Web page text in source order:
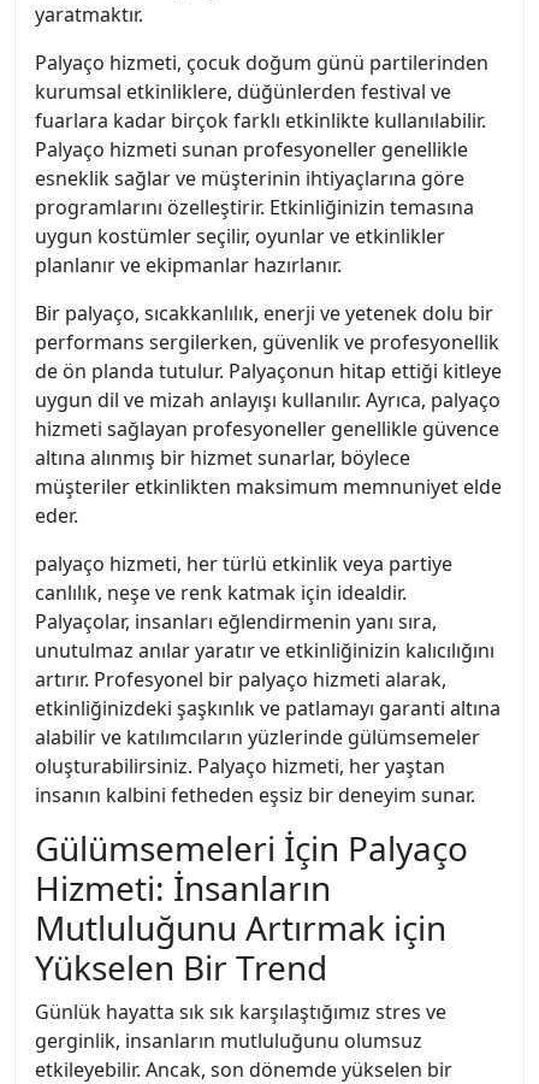
yaratmaktır.
Palyaço hizmeti, çocuk doğum günü partilerinden
kurumsal etkinliklere, düğünlerden festival ve
fuarlara kadar birçok farklı etkinlikte kullanılabilir.
Palyaço hizmeti sunan profesyoneller genellikle
esneklik sağlar ve müşterinin ihtiyaçlarına göre
programlarını özelleştirir. Etkinliğinizin temasına
uygun kostümler seçilir, oyunlar ve etkinlikler
planlanır ve ekipmanlar hazırlanır.
Bir palyaço, sıcakkanlılık, enerji ve yetenek dolu bir
performans sergilerken, güvenlik ve profesyonellik
de ön planda tutulur. Palyaçonun hitap ettiği kitleye
uygun dil ve mizah anlayışı kullanılır. Ayrıca, palyaço
hizmeti sağlayan profesyoneller genellikle güvence
altına alınmış bir hizmet sunarlar, böylece
müşteriler etkinlikten maksimum memnuniyet elde
eder.
palyaço hizmeti, her türlü etkinlik veya partiye
canlılık, neşe ve renk katmak için idealdir.
Palyaçolar, insanları eğlendirmenin yanı sıra,
unutulmaz anılar yaratır ve etkinliğinizin kalıcılığını
artırır. Profesyonel bir palyaço hizmeti alarak,
etkinliğinizdeki şaşkınlık ve patlamayı garanti altına
alabilir ve katılımcıların yüzlerinde gülümsemeler
oluşturabilirsiniz. Palyaço hizmeti, her yaştan
insanın kalbini fetheden eşsiz bir deneyim sunar.
Gülümsemeleri İçin Palyaço
Hizmeti: İnsanların
Mutluluğunu Artırmak için
Yükselen Bir Trend
Günlük hayatta sık sık karşılaştığımız stres ve
gerginlik, insanların mutluluğunu olumsuz
etkileyebilir. Ancak, son dönemde yükselen bir